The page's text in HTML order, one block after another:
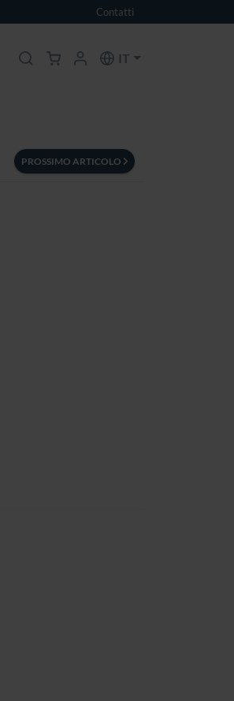
Contatti
IT
PROSSIMO ARTICOLO